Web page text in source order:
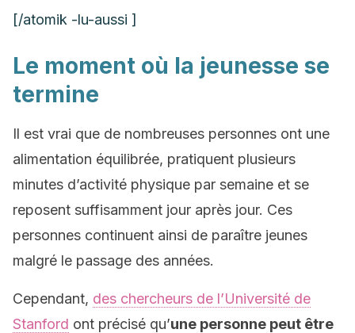
[/atomik -lu-aussi ]
Le moment où la jeunesse se
termine
Il est vrai que de nombreuses personnes ont une
alimentation équilibrée, pratiquent plusieurs
minutes d’activité physique par semaine et se
reposent suffisamment jour après jour. Ces
personnes continuent ainsi de paraître jeunes
malgré le passage des années.
Cependant, des chercheurs de l’Université de
Stanford ont précisé qu’une personne peut être